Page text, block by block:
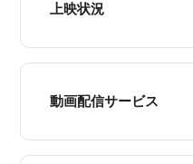
上映状況
動画配信サービス